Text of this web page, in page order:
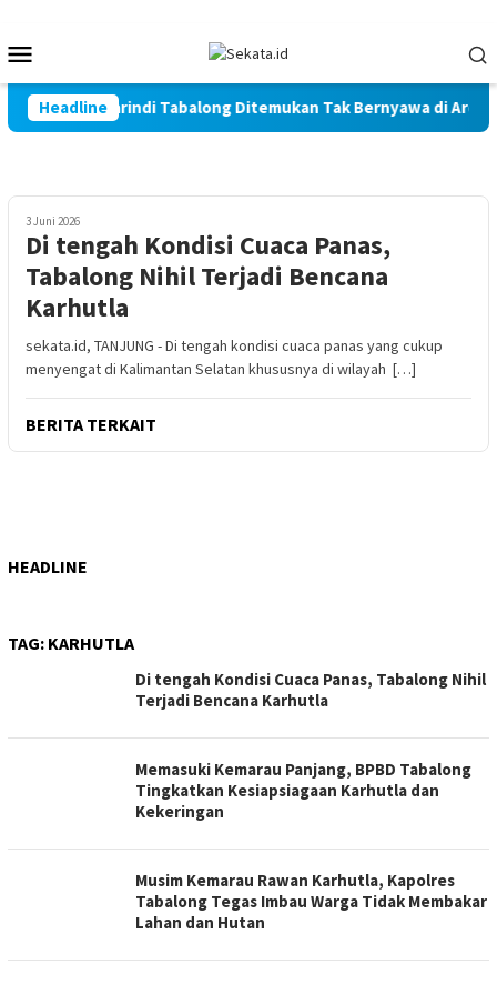
konten
Mobile
Headline
Warga Marindi Tabalong Ditemukan Tak Bernyawa di Area
3 Juni 2026
Di tengah Kondisi Cuaca Panas,
Tabalong Nihil Terjadi Bencana
Karhutla
sekata.id, TANJUNG - Di tengah kondisi cuaca panas yang cukup
menyengat di Kalimantan Selatan khususnya di wilayah […]
BERITA TERKAIT
HEADLINE
TAG: KARHUTLA
Di tengah Kondisi Cuaca Panas, Tabalong Nihil
Terjadi Bencana Karhutla
Memasuki Kemarau Panjang, BPBD Tabalong
Tingkatkan Kesiapsiagaan Karhutla dan
Kekeringan
Musim Kemarau Rawan Karhutla, Kapolres
Tabalong Tegas Imbau Warga Tidak Membakar
Lahan dan Hutan